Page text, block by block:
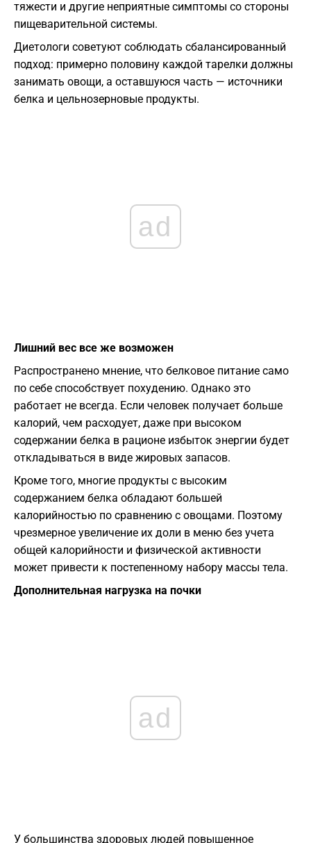
тяжести и другие неприятные симптомы со стороны
пищеварительной системы.
Диетологи советуют соблюдать сбалансированный
подход: примерно половину каждой тарелки должны
занимать овощи, а оставшуюся часть — источники
белка и цельнозерновые продукты.
ad
Лишний вес все же возможен
Распространено мнение, что белковое питание само
по себе способствует похудению. Однако это
работает не всегда. Если человек получает больше
калорий, чем расходует, даже при высоком
содержании белка в рационе избыток энергии будет
откладываться в виде жировых запасов.
Кроме того, многие продукты с высоким
содержанием белка обладают большей
калорийностью по сравнению с овощами. Поэтому
чрезмерное увеличение их доли в меню без учета
общей калорийности и физической активности
может привести к постепенному набору массы тела.
Дополнительная нагрузка на почки
ad
У большинства здоровых людей повышенное